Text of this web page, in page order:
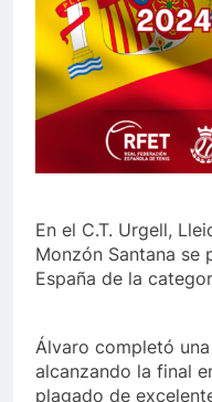
En el C.T. Urgell,
Monzón Santana se
España de la
Álvaro completó
alcanzando la final
plagado de